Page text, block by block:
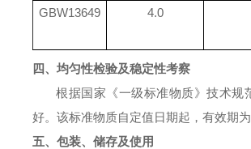
GBW13649 4.0
四、均匀性检验及稳定性考察
根据国家《一级标准物质》技术规
好。该标准物质自定值日期起，有效期为
五、包装、储存及使用